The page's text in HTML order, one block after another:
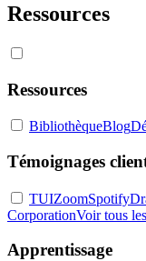
Ressources
Ressources
BibliothèqueBlog
Témoignages
TUIZoomSpotify
CorporationVoir tous
Apprentissage